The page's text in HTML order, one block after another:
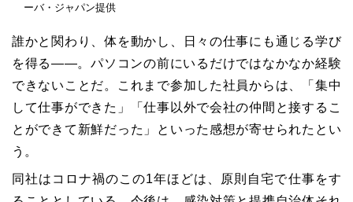
ーバ・ジャパン提供
誰かと関わり、体を動かし、日々の仕事にも通じる学び
を得る――。パソコンの前にいるだけではなかなか経験
できないことだ。これまで参加した社員からは、「集中
して仕事ができた」「仕事以外で会社の仲間と接するこ
とができて新鮮だった」といった感想が寄せられたとい
う。
同社はコロナ禍のこの1年ほどは、原則自宅で仕事をす